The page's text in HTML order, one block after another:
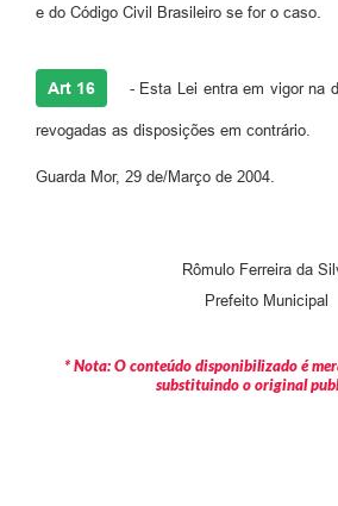
e do Código Civil Brasileiro se for o caso.
Art 16 - Esta Lei entra em vigor na
revogadas as disposições em contrário.
Guarda Mor, 29 de/Março de 2004.
Rômulo Ferreira da
Prefeito Municipal
* Nota: O conteúdo disponibilizado é
substituindo o original